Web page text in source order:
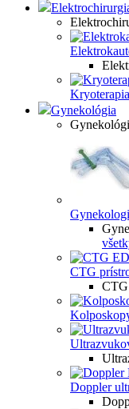
Kryoterapia
Gynekológia
CTG
Doppler